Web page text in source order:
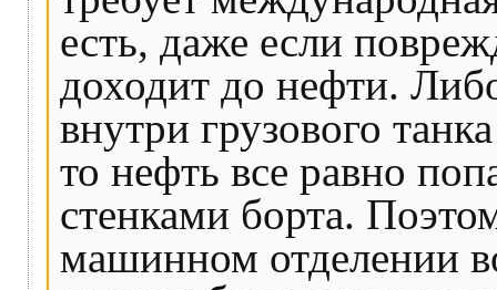
есть, даже если
доходит до нефти.
внутри грузового
то нефть все равно
стенками борта.
машинном отделении